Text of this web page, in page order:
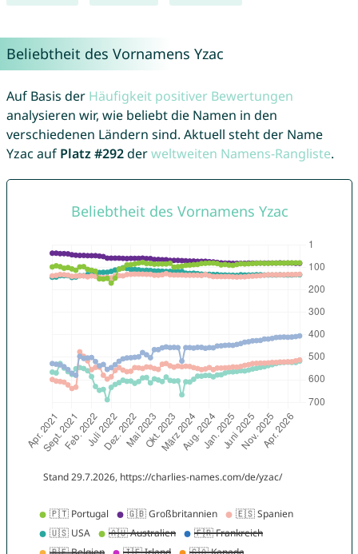
Beliebtheit des Vornamens Yzac
Auf Basis der Häufigkeit positiver Bewertungen
analysieren wir, wie beliebt die Namen in den
verschiedenen Ländern sind. Aktuell steht der Name
Yzac auf Platz #292derweltweiten Namens-Rangliste.